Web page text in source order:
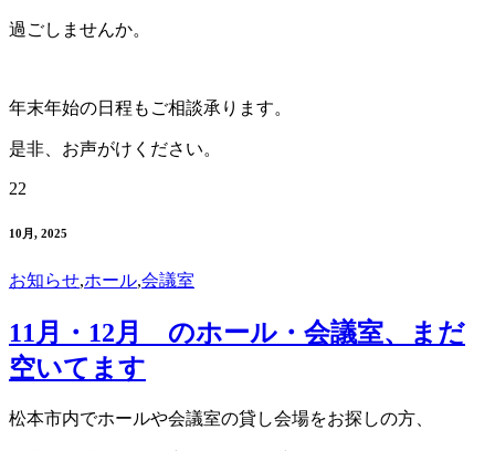
過ごしませんか。
年末年始の日程もご相談承ります。
是非、お声がけください。
22
10月, 2025
お知らせ,ホール,会議室
11月・12月 のホール・会議室、まだ
空いてます
松本市内でホールや会議室の貸し会場をお探しの方、